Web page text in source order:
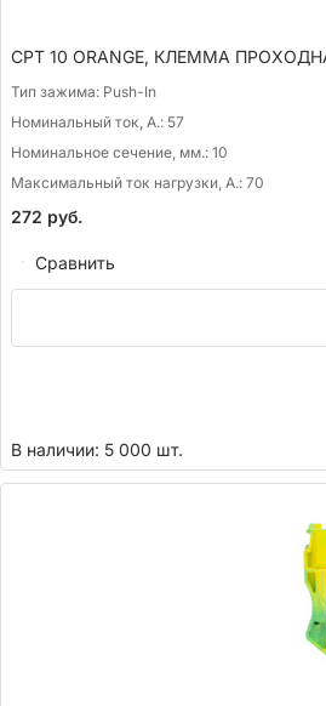
CPT 10 ORANGE, КЛЕММА
Тип зажима: Push-In
Номинальный ток, А.: 57
Номинальное сечение, мм.: 10
Максимальный ток нагрузки, А.: 70
272 руб.
Сравнить
В наличии: 5 000 шт.